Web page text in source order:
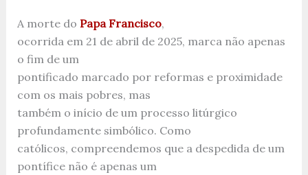
A morte do Papa Francisco,
ocorrida em 21 de abril de 2025, marca não apenas
o fim de um
pontificado marcado por reformas e proximidade
com os mais pobres, mas
também o início de um processo litúrgico
profundamente simbólico. Como
católicos, compreendemos que a despedida de um
pontífice não é apenas um